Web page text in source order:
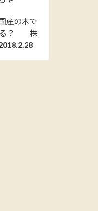
産の木で
る？ 株